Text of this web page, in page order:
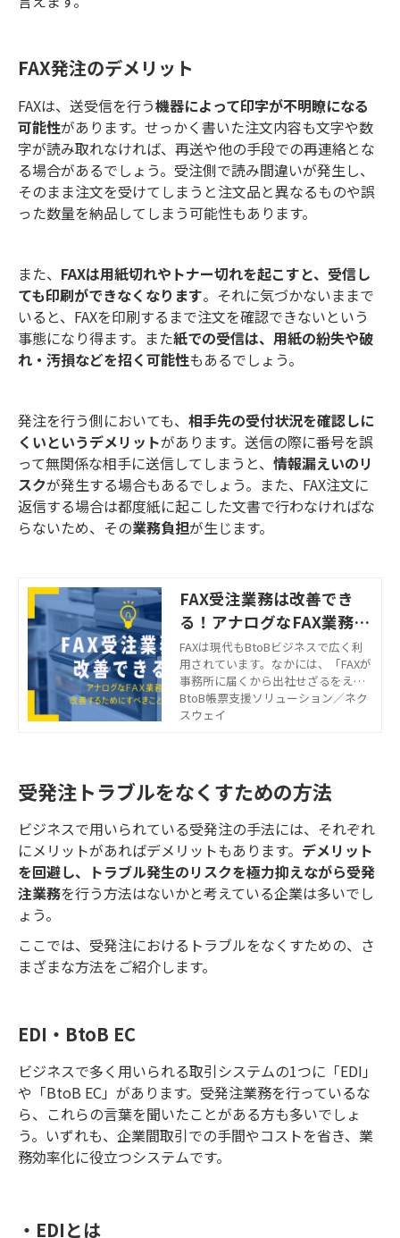
FAX発注のデメリット
FAXは、送受信を行う機器によって印字が不明瞭になる
可能性があります。せっかく書いた注文内容も文字や数
字が読み取れなければ、再送や他の手段での再連絡とな
る場合があるでしょう。受注側で読み間違いが発生し、
そのまま注文を受けてしまうと注文品と異なるものや誤
った数量を納品してしまう可能性もあります。
また、 FAXは用紙切れやトナー切れを起こすと、受信し
ても印刷ができなくなります。それに気づかないままで
いると、FAXを印刷するまで注文を確認できないという
事態になり得ます。また紙での受信は、用紙の紛失や破
れ・汚損などを招く可能性もあるでしょう。
発注を行う側においても、 相手先の受付状況を確認しに
くいというデメリットがあります。送信の際に番号を誤
って無関係な相手に送信してしまうと、 情報漏えいのリ
スクが発生する場合もあるでしょう。また、FAX注文に
返信する場合は都度紙に起こした文書で行わなければな
らないため、その業務負担が生じます。
FAX受注業務は改善でき
る！アナログなFAX業務を
改善するためにすべきこと
とは
FAXは現代もBtoBビジネスで広く利
用されています。なかには、「FAXが
事務所に届くから出社せざるをえな
い」とFAXがテレワーク導入の足かせ
になっている企業もあるでしょう。
化したいと考えているのであれば、
ぜひ参考にしてみてください。
BtoB帳票支援ソリューション／ネク
スウェイ
受発注トラブルをなくすための方法
ビジネスで用いられている受発注の手法には、それぞれ
にメリットがあればデメリットもあります。 デメリット
を回避し、トラブル発生のリスクを極力抑えながら受発
注業務を行う方法はないかと考えている企業は多いでし
ょう。
ここでは、受発注におけるトラブルをなくすための、さ
まざまな方法をご紹介します。
EDI・BtoB EC
ビジネスで多く用いられる取引システムの1つに「EDI」
や「BtoB EC」があります。受発注業務を行っているな
ら、これらの言葉を聞いたことがある方も多いでしょ
う。いずれも、企業間取引での手間やコストを省き、業
務効率化に役立つシステムです。
・EDIとは